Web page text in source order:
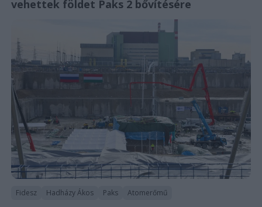
vehettek földet Paks 2 bővítésére
Fidesz Hadházy Ákos Paks Atomerőmű